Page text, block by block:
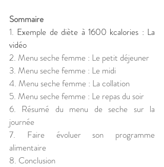
Sommaire
1. Exemple de diète à 1600 kcalories : La
vidéo
2. Menu seche femme : Le petit déjeuner
3. Menu seche femme : Le midi
4. Menu seche femme : La collation
5. Menu seche femme : Le repas du soir
6. Résumé du menu de seche sur la
journée
7. Faire évoluer son programme
alimentaire
8. Conclusion